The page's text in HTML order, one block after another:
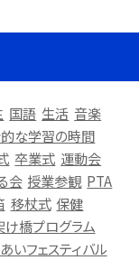
国語 生活 音楽
な学習の時間
卒業式 運動会
会 授業参観 PTA
移杖式 保健
け橋プログラム
いフェスティバル